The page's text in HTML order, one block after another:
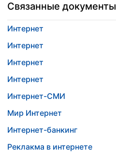
Связанные документы
Интернет
Интернет
Интернет
Интернет
Интернет-СМИ
Мир Интернет
Интернет-банкинг
Реклакма в интернете